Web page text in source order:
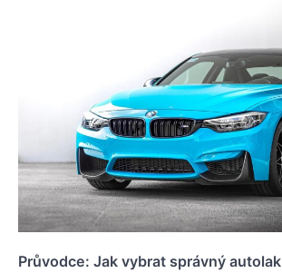
Průvodce: Jak vybrat správný autolak